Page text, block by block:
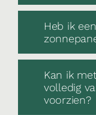
Heb ik
Kan ik
volledig
voorzien?